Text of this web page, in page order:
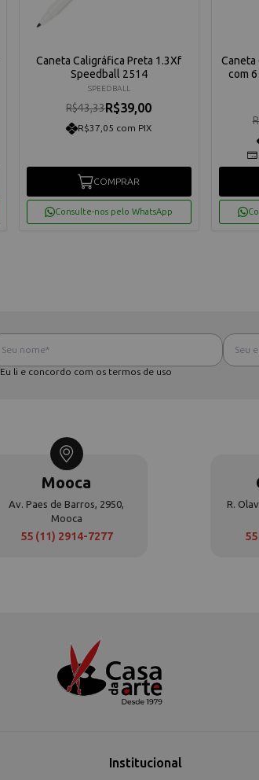
Caneta Caligráfica Preta 1.3Xf
Speedball 2514
SPEEDBALL
R$43,33R$39,00
R$37,05 com PIX
COMPRAR
Consulte-nos pelo WhatsApp
com
Eu li e concordo com os termos de uso
Mooca
Av. Paes de Barros, 2950,
Mooca
55 (11) 2914-7277
R.
Institucional